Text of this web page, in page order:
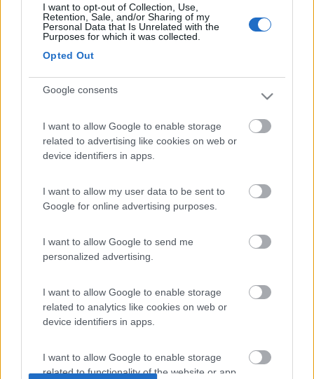
I want to opt-out of Collection, Use,
Retention, Sale, and/or Sharing of my
Personal Data that Is Unrelated with the
Purposes for which it was collected.
Opted Out
Google consents
I want to allow Google to enable storage
related to advertising like cookies on web or
device identifiers in apps.
I want to allow my user data to be sent to
Google for online advertising purposes.
I want to allow Google to send me
personalized advertising.
I want to allow Google to enable storage
related to analytics like cookies on web or
device identifiers in apps.
I want to allow Google to enable storage
related to functionality of the website or app.
capire) com'è composta la parte di cellula sulla quale si vuole intervenire
in modo così invasivo. Finchè si parla di passacavi, piuttosto che
...
Io ho un maxioblo di serie sulla dinette, ma lo ho ricoperto
esternamente con la pellicola bianca da wrapping perchè come
Anche secondo me, per mettere un oblo in mansarda penserei a
un 40x40 che sicuramente è piu che sufficente.
Vista la posizione, non sarebbe male montarne uno a apertura
arrampicare ogni volta per aprire e chiudere.
it/it/prodotti/climatizzazione/ventilazione/bocchette/fan-tastic-
model-7350-vent-fan-_-52581
____________________________________
www.iz4dji.it